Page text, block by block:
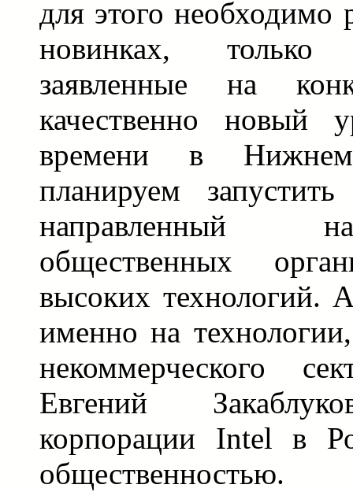
для этого необходимо
новинках,
заявленные на
качественно новый
времени в
планируем
направленный
общественных
высоких технологий.
именно на
некоммерческого
Евгений
корпорации Intel в
общественностью.